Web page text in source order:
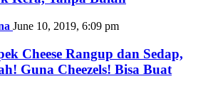
June 10, 2019, 6:09 pm
Cheese Rangup dan Sedap,
Guna Cheezels! Bisa Buat